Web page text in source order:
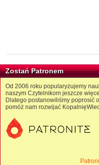
Zostań Patronem
Od 2006 roku popularyzujemy
naszym Czytelnikom jeszcze
Dlatego postanowiliśmy poprosić
pomóż nam rozwijać